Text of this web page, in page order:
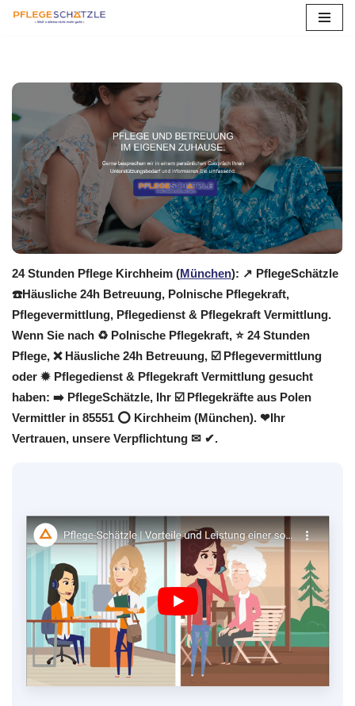
springen
24 Stunden Pflege Kirchheim (München): ↗️ PflegeSchätzle
☎️Häusliche 24h Betreuung, Polnische Pflegekraft,
Pflegevermittlung, Pflegedienst & Pflegekraft Vermittlung.
Wenn Sie nach ♻ Polnische Pflegekraft, ⭐ 24 Stunden
Pflege, ❌ Häusliche 24h Betreuung, ☑️ Pflegevermittlung
oder ✹ Pflegedienst & Pflegekraft Vermittlung gesucht
haben: ➡️ PflegeSchätzle, Ihr ☑️ Pflegekräfte aus Polen
Vermittler in 85551 ⭕ Kirchheim (München). ❤Ihr
Vertrauen, unsere Verpflichtung ✉ ✔.